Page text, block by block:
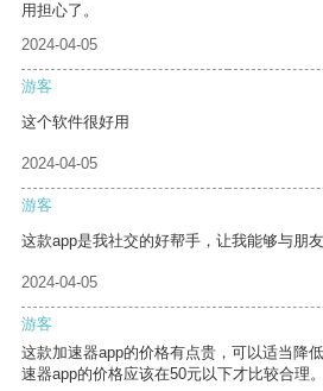
用担心了。
2024-04-05
游客
这个软件很好用
2024-04-05
游客
这款app是我社交的好帮手，让我能够与朋
2024-04-05
游客
这款加速器app的价格有点贵，可以适当降
速器app的价格应该在50元以下才比较合理。